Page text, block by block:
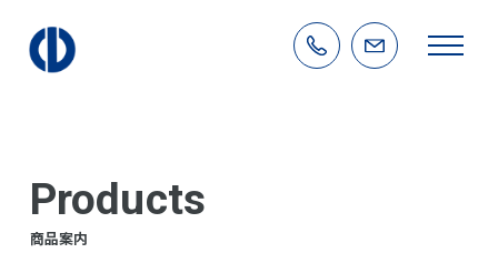
Products
商品案内